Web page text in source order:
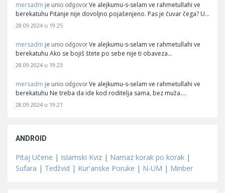
mersadm je unio odgovor Ve alejkumu-s-selam ve rahmetullahi ve
berekatuhu Pitanje nije dovoljno pojašenjeno. Pas je čuvar čega? U…
28.09.2024 u 19:25
mersadm je unio odgovor Ve alejkumu-s-selam ve rahmetullahi ve
berekatuhu Ako se bojiš štete po sebe nije ti obaveza…
28.09.2024 u 19:23
mersadm je unio odgovor Ve alejkumu-s-selam ve rahmetullahi ve
berekatuhu Ne treba da ide kod roditelja sama, bez muža.…
28.09.2024 u 19:21
ANDROID
Pitaj Učene | Islamski Kviz | Namaz korak po korak |
Sufara | Tedžvid | Kur'anske Poruke | N-UM | Minber